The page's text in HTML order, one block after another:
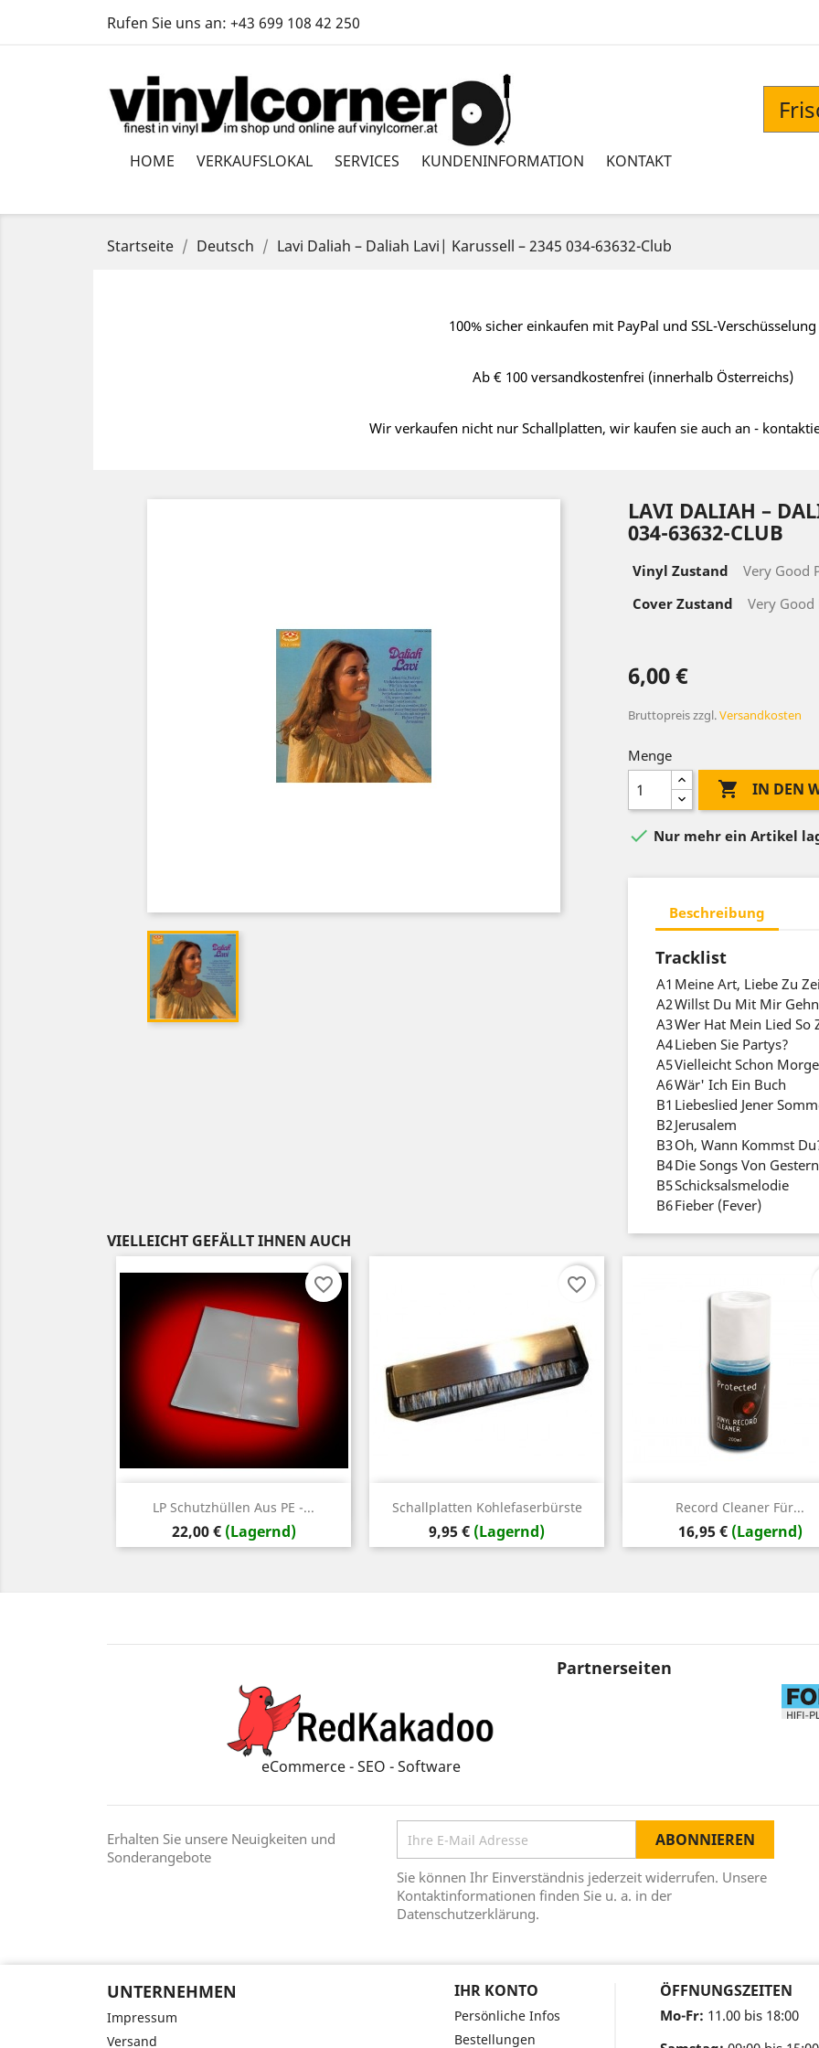
Rufen Sie uns an: +43 699 108 42 250
HOME VERKAUFSLOKAL SERVICES KUNDENINFORMATION KONTAKT
Startseite Deutsch Lavi ‎Daliah – Daliah Lavi| Karussell ‎– 2345 034-63632-Club
100% sicher einkaufen mit PayPal und SSL-Verschüsselung
Ab € 100 versandkostenfrei (innerhalb Österreichs)
Wir verkaufen nicht nur Schallplatten, wir kaufen sie auch an -
LAVI ‎DALIAH –
034-63632-CLUB
Vinyl Zustand
Very Good
Cover Zustand
Very Good
6,00 €
Bruttopreiszzgl.Versandkosten
Menge
 IN DEN
 Nur mehr ein Artikel
Beschreibung
Tracklist
A1 Meine Art, Liebe Zu
A2Willst Du Mit Mir Gehn
A3Wer Hat Mein Lied So
A4Lieben Sie Partys?
A5Vielleicht Schon
A6Wär' Ich Ein Buch
B1 Liebeslied Jener
B2Jerusalem
B3Oh, Wann Kommst
B4Die Songs Von Gestern
B5Schicksalsmelodie
B6Fieber (Fever)
VIELLEICHT GEFÄLLT IHNEN AUCH
LP Schutzhüllen Aus PE -...
Preis
22,00 € (Lagernd)
Vorschau
favorite_border
Schallplatten Kohlefaserbürste
Preis
9,95 € (Lagernd)
Vorschau
favorite_border
Record Cleaner Für...
Preis
16,95 € (Lagernd)
Vorschau
Partnerseiten
eCommerce - SEO - Software
Erhalten Sie unsere Neuigkeiten und
Sonderangebote
Sie können Ihr Einverständnis jederzeit widerrufen. Unsere
Kontaktinformationen finden Sie u. a. in der
Datenschutzerklärung.
UNTERNEHMEN
Impressum
Versand
IHR KONTO
Persönliche Infos
Bestellungen
ÖFFNUNGSZEITEN
Mo-Fr: 11.00 bis 18:00